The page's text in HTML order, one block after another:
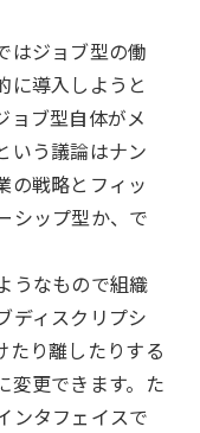
はジョブ型の働
に導入しようと
ョブ型自体がメ
いう議論はナン
の戦略とフィッ
シップ型か、で
うなもので組織
ディスクリプシ
たり離したりする
変更できます。た
ンタフェイスで